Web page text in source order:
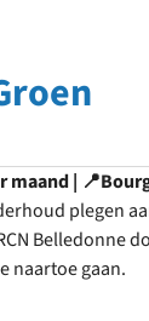
maand |
plegen
Belledonne
naartoe gaan.